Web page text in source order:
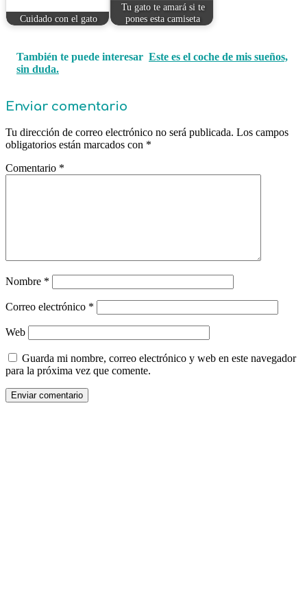
Cuidado con el gato
Tu gato te amará si te
pones esta camiseta
También te puede interesar Este es el coche de mis sueños,
sin duda.
Enviar comentario
Tu dirección de correo electrónico no será publicada. Los campos
obligatorios están marcados con *
Comentario *
Nombre *
Correo electrónico *
Web
Guarda mi nombre, correo electrónico y web en este navegador
para la próxima vez que comente.